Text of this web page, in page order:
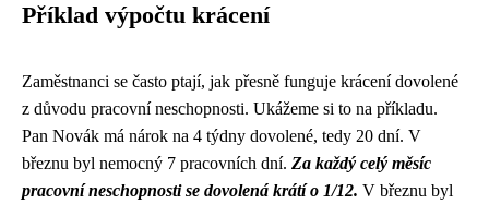
Příklad výpočtu krácení
Zaměstnanci se často ptají, jak přesně funguje krácení dovolené
z důvodu pracovní neschopnosti. Ukážeme si to na příkladu.
Pan Novák má nárok na 4 týdny dovolené, tedy 20 dní. V
březnu byl nemocný 7 pracovních dní. Za každý celý měsíc
pracovní neschopnosti se dovolená krátí o 1/12. V březnu byl